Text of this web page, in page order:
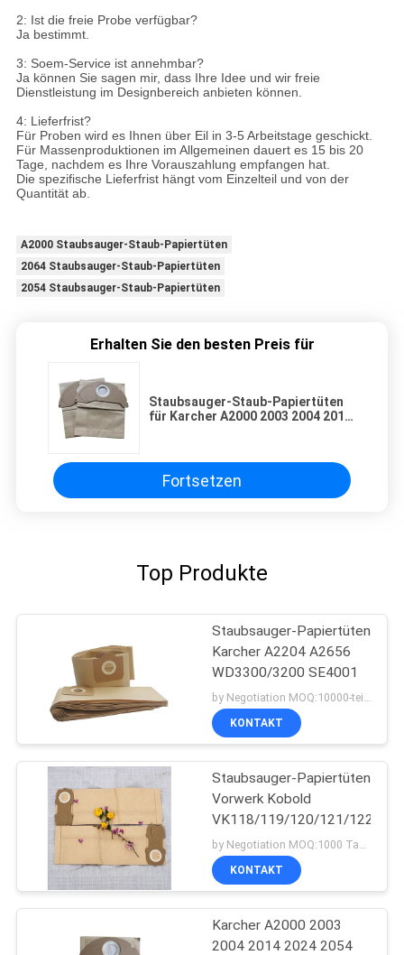
2: Ist die freie Probe verfügbar?
Ja bestimmt.
3: Soem-Service ist annehmbar?
Ja können Sie sagen mir, dass Ihre Idee und wir freie
Dienstleistung im Designbereich anbieten können.
4: Lieferfrist?
Für Proben wird es Ihnen über Eil in 3-5 Arbeitstage geschickt.
Für Massenproduktionen im Allgemeinen dauert es 15 bis 20
Tage, nachdem es Ihre Vorauszahlung empfangen hat.
Die spezifische Lieferfrist hängt vom Einzelteil und von der
Quantität ab.
A2000 Staubsauger-Staub-Papiertüten
2064 Staubsauger-Staub-Papiertüten
2054 Staubsauger-Staub-Papiertüten
Erhalten Sie den besten Preis für
Staubsauger-Staub-Papiertüten
für Karcher A2000 2003 2004 2014
Fortsetzen
Top Produkte
Staubsauger-Papiertüten
Karcher A2204 A2656
WD3300/3200 SE4001
KONTAKT
Staubsauger-Papiertüten
Vorwerk Kobold
VK118/119/120/121/122/
KONTAKT
Karcher A2000 2003
2004 2014 2024 2054